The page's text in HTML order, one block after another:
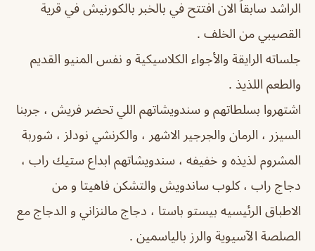
الراشد سابقاً الان افتتح في ‏بالخبر بالكورنيش في قرية
القصيبي من الخلف .
جلساته الرايقة والأجواء الكلاسيكية و نفس المنيو القديم
والطعم اللذيذ .
اشتهروا بسلطاتهم و سندويشاتهم اللي تحضر فريش ، جربنا
السيزر ، الرمان والجرجير الاشهر ، والكرنشي نودلز ، شوربة
المشروم لذيذه و خفيفه ، سندويشاتهم ابداع ستيك راب ،
دجاج راب ، كلوب ساندويش والتشكن فاهيتا و من
الاطباق الرئيسيه بيستو باستا ، دجاج مالنزاني و الدجاج مع
الصلصة الآسيوية والرز بالياسمين .